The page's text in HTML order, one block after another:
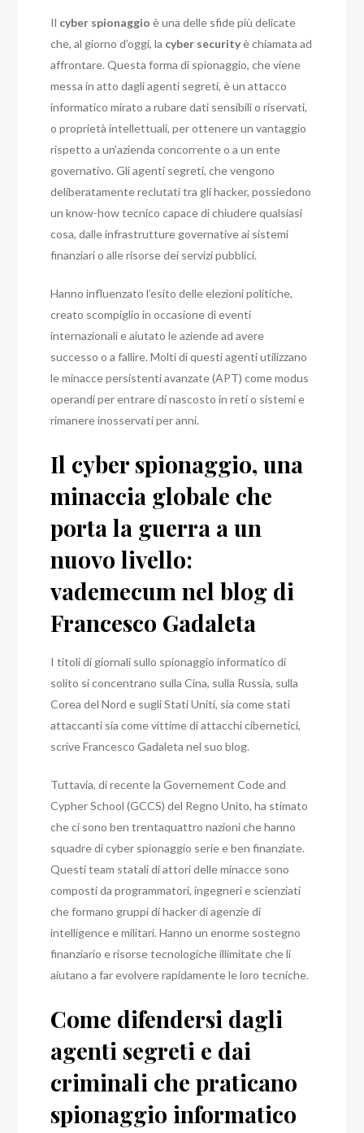
Il cyber spionaggioè una delle sfide più delicate
che, al giorno d’oggi, la cyber securityè chiamata ad
affrontare.Questa forma di spionaggio, che viene
messa in atto dagli agenti segreti, è un attacco
informatico mirato a rubare dati sensibili o riservati,
o proprietà intellettuali, per ottenere un vantaggio
rispetto a un’azienda concorrente o a un ente
governativo.Gli agenti segreti, che vengono
deliberatamente reclutati tra gli hacker, possiedono
un know-how tecnico capace di chiudere qualsiasi
cosa, dalle infrastrutture governative ai sistemi
finanziari o alle risorse dei servizi pubblici.
Hanno influenzato l’esito delle elezioni politiche,
creato scompiglio in occasione di eventi
internazionali e aiutato le aziende ad avere
successo o a fallire.Molti di questi agenti utilizzano
le minacce persistenti avanzate (APT) come modus
operandi per entrare di nascosto in reti o sistemi e
rimanere inosservati per anni.
Il cyber spionaggio, una
minaccia globale che
porta la guerra a un
nuovo livello:
vademecum nel blog di
Francesco Gadaleta
I titoli di giornali sullo spionaggio informatico di
solito si concentrano sulla Cina, sulla Russia, sulla
Corea del Nord e sugli Stati Uniti, sia come stati
attaccanti sia come vittime di attacchi cibernetici,
scrive Francesco Gadaleta nel suo blog.
Tuttavia, di recente la Governement Code and
Cypher School (GCCS) del Regno Unito, ha stimato
che ci sono ben trentaquattro nazioni che hanno
squadre di cyber spionaggio serie e ben finanziate.
Questi team statali di attori delle minacce sono
composti da programmatori, ingegneri e scienziati
che formano gruppi di hacker di agenzie di
intelligence e militari.Hanno un enorme sostegno
finanziario e risorse tecnologiche illimitate che li
aiutano a far evolvere rapidamente le loro tecniche.
Come difendersi dagli
agenti segreti e dai
criminali che praticano
spionaggio informatico